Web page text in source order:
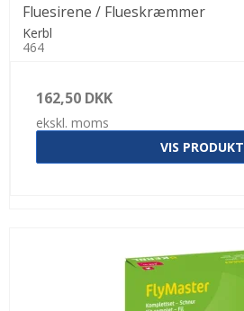
Fluesirene / Flueskræmmer
Kerbl
464
162,50 DKK
ekskl. moms
VIS PRODUKT